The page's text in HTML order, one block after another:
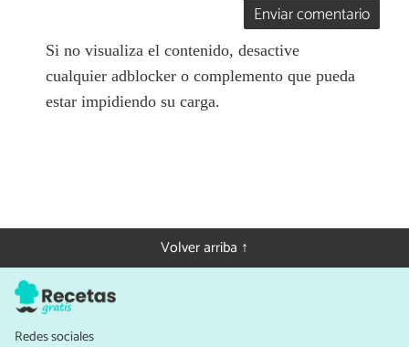
Enviar comentario
Si no visualiza el contenido, desactive
cualquier adblocker o complemento que pueda
estar impidiendo su carga.
Volver arriba ↑
Redes sociales